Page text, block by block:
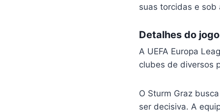
suas torcidas e sob
Detalhes do
A UEFA Europa
clubes de diversos
O Sturm Graz
ser decisiva. A